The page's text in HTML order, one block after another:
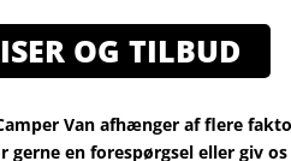
OG TILBUD
Van afhænger af flere
gerne en forespørgsel eller giv